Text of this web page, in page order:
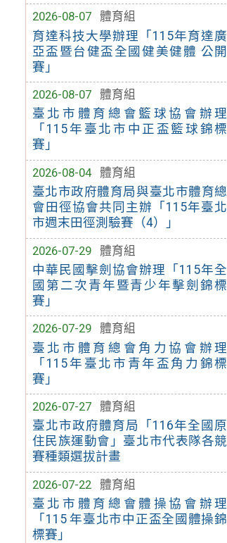
2026-08-07
體育組
育達科技大學辦理「115年育達廣
亞盃暨台健盃全國健美健體 公開
賽」
2026-08-07
體育組
臺北市體育總會籃球協會辦理
「115年臺北市中正盃籃球錦標
賽」
2026-08-04
體育組
臺北市政府體育局與臺北市體育總
會田徑協會共同主辦「115年臺北
市週末田徑測驗賽（4）」
2026-07-29
體育組
中華民國擊劍協會辦理「115年全
國第二次青年暨青少年擊劍錦標
賽」
2026-07-29
體育組
臺北市體育總會角力協會辦理
「115年臺北市青年盃角力錦標
賽」
2026-07-27
體育組
臺北市政府體育局「116年全國原
住民族運動會」臺北市代表隊各競
賽種類選拔計畫
2026-07-22
體育組
臺北市體育總會體操協會辦理
「115 年臺北市中正盃全國體操錦
標賽」